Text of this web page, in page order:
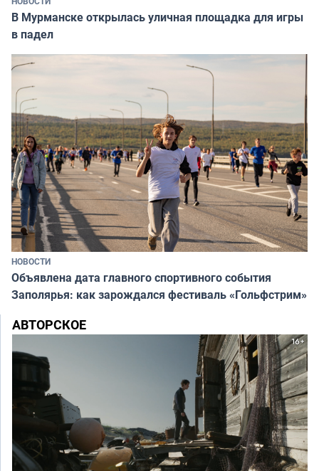
В Мурманске открылась уличная площадка для игры
в падел
НОВОСТИ
Объявлена дата главного спортивного события
Заполярья: как зарождался фестиваль «Гольфстрим»
АВТОРСКОЕ